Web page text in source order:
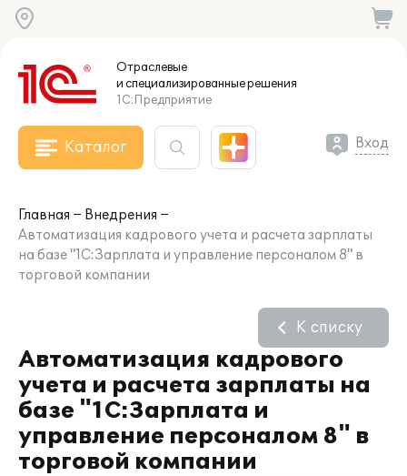
Отраслевые
и специализированныерешения
1С:Предприятие
Каталог Вход
Главная
Внедрения
Автоматизация кадрового учета и расчета зарплаты
на базе "1С:Зарплата и управление персоналом 8" в
торговой компании
Автоматизация кадрового
учета и расчета зарплаты на
базе "1С:Зарплата и
управление персоналом 8" в
торговой компании
К списку